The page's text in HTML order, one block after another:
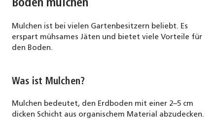
Boden mulchen
Mulchen ist bei vielen Gartenbesitzern beliebt. Es
erspart mühsames Jäten und bietet viele Vorteile für
den Boden.
Was ist Mulchen?
Mulchen bedeutet, den Erdboden mit einer 2–5 cm
dicken Schicht aus organischem Material abzudecken.